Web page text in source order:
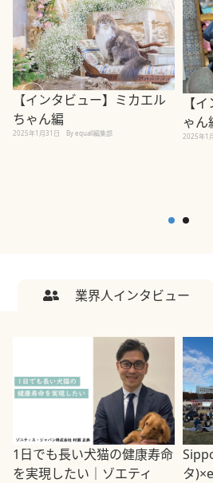
【インタビュー】ミカエル
ちゃん編
2025年1月31日 By equall編集部
【
ゃん
2025年1
業界人インタビュー
1日でも長い犬猫の健康寿命
を実現したい｜ゾエティ
タ